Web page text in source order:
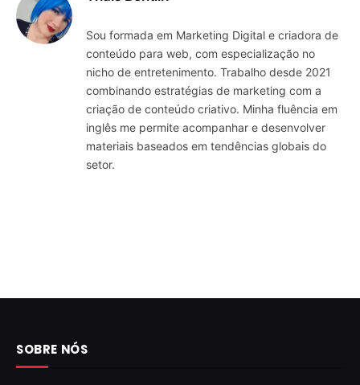
Sou formada em Marketing Digital e criadora de
conteúdo para web, com especialização no
nicho de entretenimento. Trabalho desde 2021
combinando estratégias de marketing com a
criação de conteúdo criativo. Minha fluência em
inglês me permite acompanhar e desenvolver
materiais baseados em tendências globais do
setor.
SOBRE NÓS